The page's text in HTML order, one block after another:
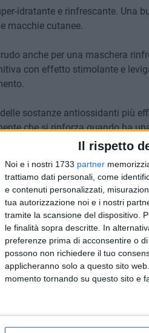
Il rispetto
Noi e i nostri 1733 partner
trattiamo dati personali, come
e contenuti personalizzati,
tua autorizzazione noi e i nostri
tramite la scansione del dispositivo.
le finalità sopra descritte. In
preferenze prima di acconsentire o
possono non richiedere il tuo
applicheranno solo a questo sito
momento tornando su questo sito e
idratante e rinfrescante. Una
macchie cutanee.
anche per una maschera
con effetto stimolante e
sostanze antiossidanti più
che si rinforza quando ha
chiedere sempre al medico
GENTILE NATURA VARIA
Natura varia
Rubrica a cura del dottor Francesco
INDICE RUBRICA